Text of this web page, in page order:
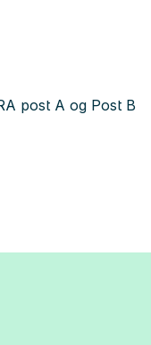
post A og Post B